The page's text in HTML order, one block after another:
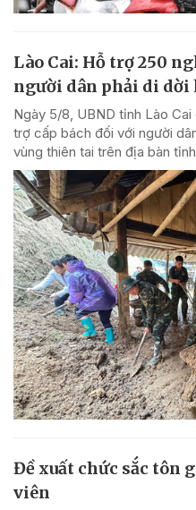
Lào Cai: Hỗ trợ 250
người dân phải di
Ngày 5/8, UBND tỉnh Lào
trợ cấp bách đối với người
vùng thiên tai trên địa bàn
Đề xuất chức sắc tôn
viên